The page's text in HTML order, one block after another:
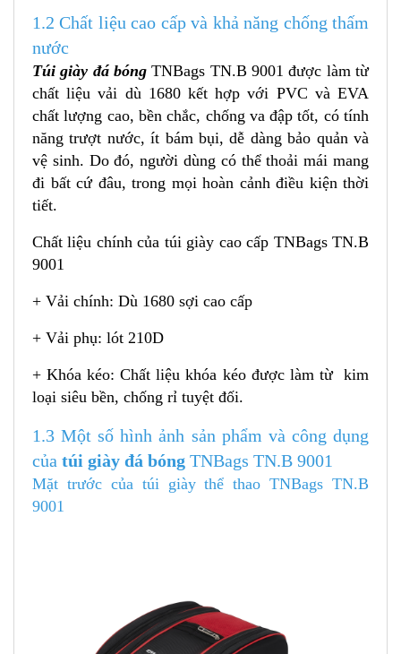
1.2 Chất liệu cao cấp và khả năng chống thấm
nước
Túi giày đá bóngTNBags TN.B 9001 được làm từ
chất liệu vải dù 1680 kết hợp với PVC và EVA
chất lượng cao, bền chắc, chống va đập tốt, có tính
năng trượt nước, ít bám bụi, dễ dàng bảo quản và
vệ sinh. Do đó, người dùng có thể thoải mái mang
đi bất cứ đâu, trong mọi hoàn cảnh điều kiện thời
tiết.
Chất liệu chính của túi giày cao cấp TNBags TN.B
9001
+ Vải chính: Dù 1680 sợi cao cấp
+ Vải phụ: lót 210D
+ Khóa kéo: Chất liệu khóa kéo được làm từ kim
loại siêu bền, chống rỉ tuyệt đối.
1.3 Một số hình ảnh sản phẩm và công dụng
của túi giày đá bóng TNBags TN.B 9001
Mặt trước của túi giày thể thao TNBags TN.B
9001